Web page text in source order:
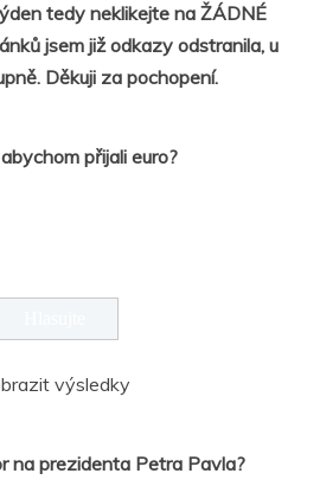
tedy neklikejte na ŽÁDNÉ
jsem již odkazy odstranila, u
Děkuji za pochopení.
přijali euro?
výsledky
na prezidenta Petra Pavla?